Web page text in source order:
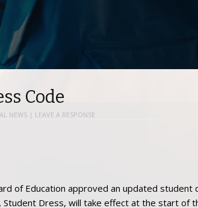
Code
NEWS | LEAVE A RESPONSE
of Education approved an updated student
Student Dress, will take effect at the start of